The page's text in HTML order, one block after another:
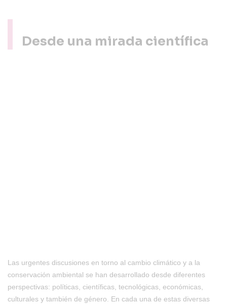
Desde una mirada científica
Las urgentes discusiones en torno al cambio climático y a la
conservación ambiental se han desarrollado desde diferentes
perspectivas: políticas, científicas, tecnológicas, económicas,
culturales y también de género. En cada una de estas diversas